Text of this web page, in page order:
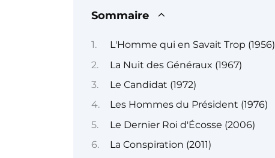
Sommaire
L'Homme qui en Savait Trop (1956)
La Nuit des Généraux (1967)
Le Candidat (1972)
Les Hommes du Président (1976)
Le Dernier Roi d'Écosse (2006)
La Conspiration (2011)